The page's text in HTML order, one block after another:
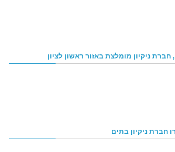
חברת ניקיון מומלצת באזור ראשון לציון
חברת ניקיון בתים